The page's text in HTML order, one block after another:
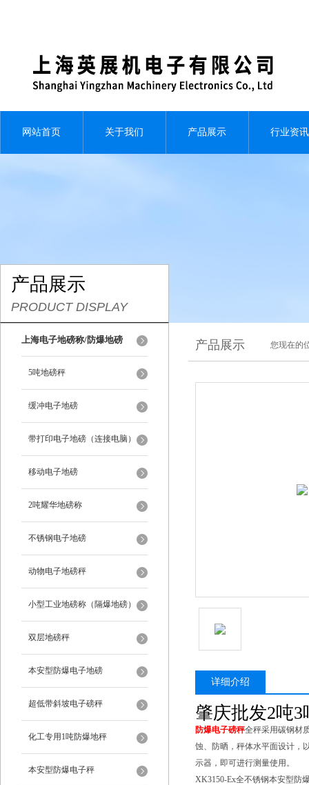
网站首页 关于我们 产品展示 行业资讯
产品展示
PRODUCT DISPLAY
上海电子地磅称/防爆地磅
5吨地磅秤
缓冲电子地磅
带打印电子地磅（连接电脑）
移动电子地磅
2吨耀华地磅称
不锈钢电子地磅
动物电子地磅秤
小型工业地磅称（隔爆地磅）
双层地磅秤
本安型防爆电子地磅
超低带斜坡电子磅秤
化工专用1吨防爆地秤
本安型防爆电子秤
产品展示 您现在的
详细介绍
肇庆批发2吨
防爆电子磅秤全秤采用碳钢材
蚀、防晒，秤体水平面设计，
示器，即可进行测量使用。
XK3150-Ex全不锈钢本安型防